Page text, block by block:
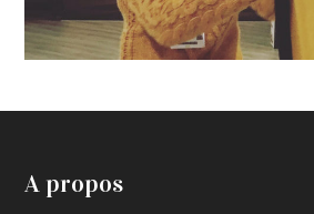
A propos